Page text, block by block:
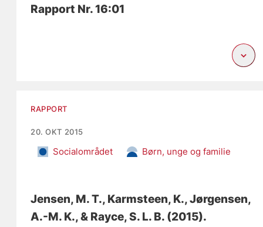
Rapport Nr. 16:01
RAPPORT
20. OKT 2015
Socialområdet Børn, unge og familie
Jensen, M. T., Karmsteen, K., Jørgensen,
A.-M. K., & Rayce, S. L. B. (2015).